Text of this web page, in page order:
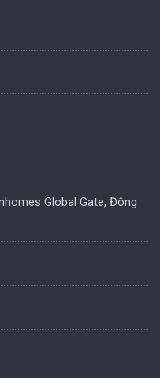
Global Gate, Đông